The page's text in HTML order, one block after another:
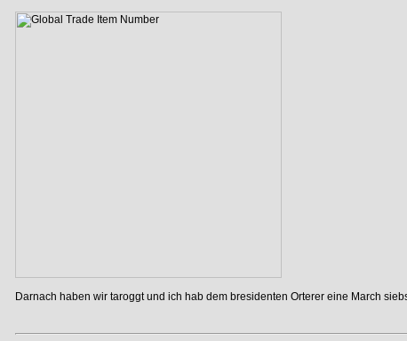
Darnach haben wir taroggt und ich hab dem bresidenten Orterer eine March